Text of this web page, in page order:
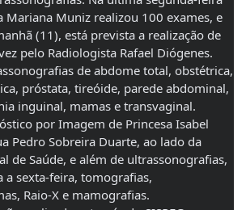
Mariana Muniz realizou 100 exames, e
(11), está prevista a realização de
pelo Radiologista Rafael Diógenes.
de abdome total, obstétrica,
próstata, tireóide, parede abdominal,
inguinal, mamas e transvaginal.
por Imagem de Princesa Isabel
Pedro Sobreira Duarte, ao lado da
de Saúde, e além de ultrassonografias,
a sexta-feira, tomografias,
Raio-X e mamografias.